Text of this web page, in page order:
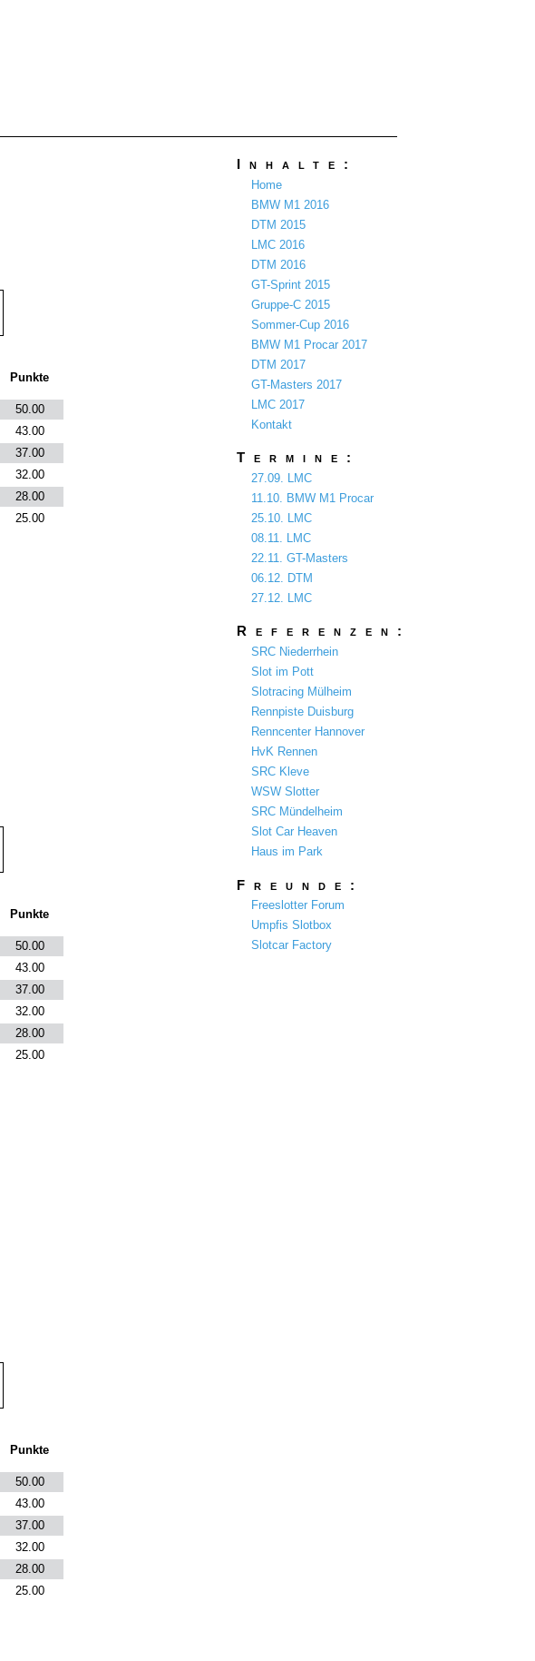
Punkte
50.00
43.00
37.00
32.00
28.00
25.00
Punkte
50.00
43.00
37.00
32.00
28.00
25.00
Punkte
50.00
43.00
37.00
32.00
28.00
25.00
Inhalte:
Home
BMW M1 2016
DTM 2015
LMC 2016
DTM 2016
GT-Sprint 2015
Gruppe-C 2015
Sommer-Cup 2016
BMW M1 Procar 2017
DTM 2017
GT-Masters 2017
LMC 2017
Kontakt
Termine:
27.09. LMC
11.10. BMW M1 Procar
25.10. LMC
08.11. LMC
22.11. GT-Masters
06.12. DTM
27.12. LMC
Referenzen:
SRC Niederrhein
Slot im Pott
Slotracing Mülheim
Rennpiste Duisburg
Renncenter Hannover
HvK Rennen
SRC Kleve
WSW Slotter
SRC Mündelheim
Slot Car Heaven
Haus im Park
Freunde:
Freeslotter Forum
Umpfis Slotbox
Slotcar Factory